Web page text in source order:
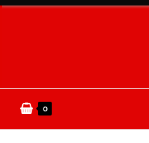
0